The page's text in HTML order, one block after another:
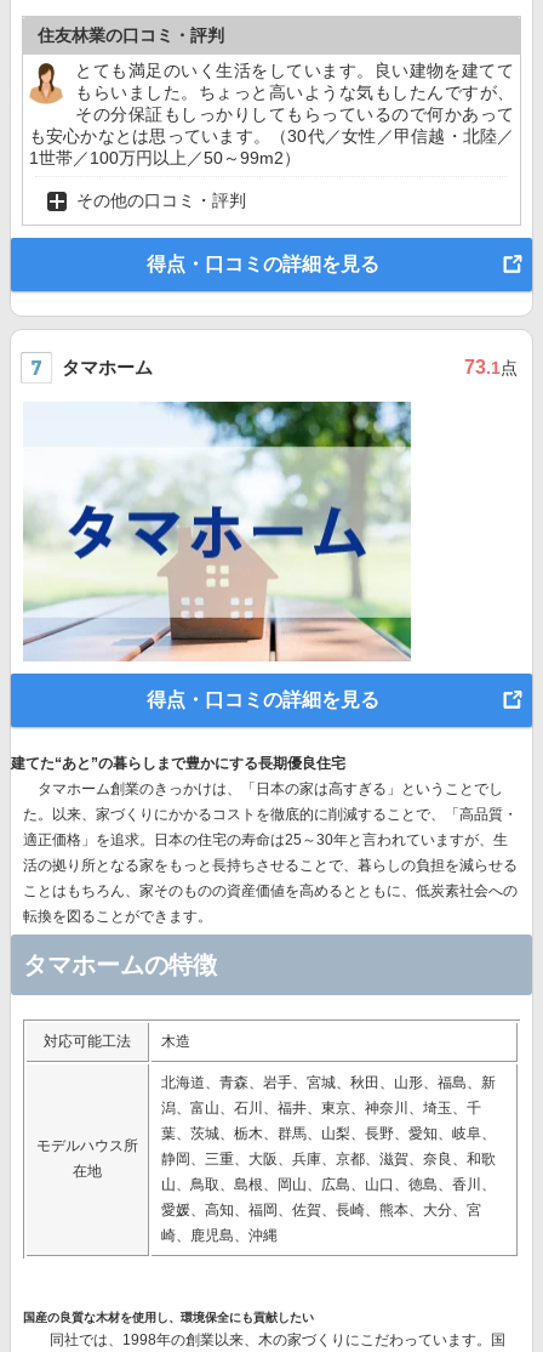
住友林業の口コミ・評判
とても満足のいく生活をしています。良い建物を建てて
もらいました。ちょっと高いような気もしたんですが、
その分保証もしっかりしてもらっているので何かあって
も安心かなとは思っています。（30代／女性／甲信越・北陸／
1世帯／100万円以上／50～99m2）
その他の口コミ・評判
得点・口コミの詳細を見る
タマホーム 73.1点
得点・口コミの詳細を見る
建てた“あと”の暮らしまで豊かにする長期優良住宅
タマホーム創業のきっかけは、「日本の家は高すぎる」ということでし
た。以来、 家づくりにかかるコストを徹底的に削減することで、「高品質・
適正価格」を追求。
日本の住宅の寿命は25～30年と言われていますが、生
活の拠り所となる家をもっと長持ちさせることで、暮らしの負担を減らせる
ことはもちろん、家そのものの資産価値を高めるとともに、低炭素社会への
転換を図ることができます。
タマホームの特徴
対応可能工法 木造
モデルハウス所
在地
北海道、青森、岩手、宮城、秋田、山形、福島、新
潟、富山、石川、福井、東京、神奈川、埼玉、千
葉、茨城、栃木、群馬、山梨、長野、愛知、岐阜、
静岡、三重、大阪、兵庫、京都、滋賀、奈良、和歌
山、鳥取、島根、岡山、広島、山口、徳島、香川、
愛媛、高知、福岡、佐賀、長崎、熊本、大分、宮
崎、鹿児島、沖縄
国産の良質な木材を使用し、環境保全にも貢献したい
同社では、1998年の創業以来、木の家づくりにこだわっています。国